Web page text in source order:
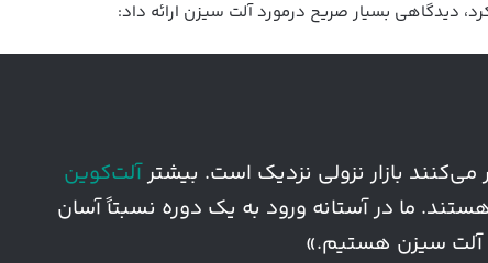
بازار نزولی نزدیک است. بیشترآلت‌کوین‌
ما در آستانه ورود به یک دوره نسبتاً آسان